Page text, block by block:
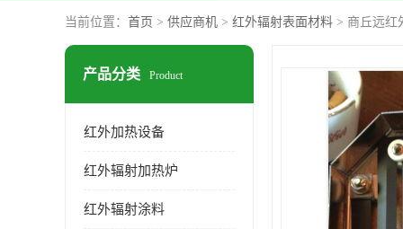
当前位置： 首页 > 供应商机 > 红外辐射表面材料 > 商丘远红
产品分类 Product
红外加热设备
红外辐射加热炉
红外辐射涂料